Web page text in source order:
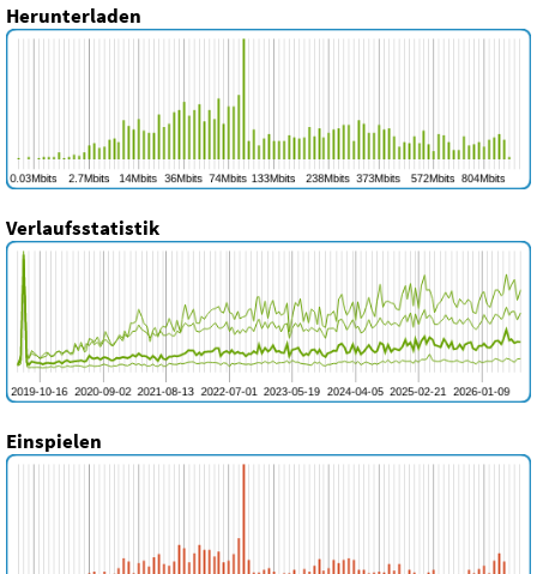
Herunterladen
Verlaufsstatistik
Einspielen